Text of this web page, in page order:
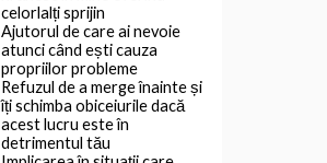
celorlalți sprijin
Ajutorul de care ai nevoie
atunci când ești cauza
propriilor probleme
Refuzul de a merge înainte și
îți schimba obiceiurile dacă
acest lucru este în
detrimentul tău